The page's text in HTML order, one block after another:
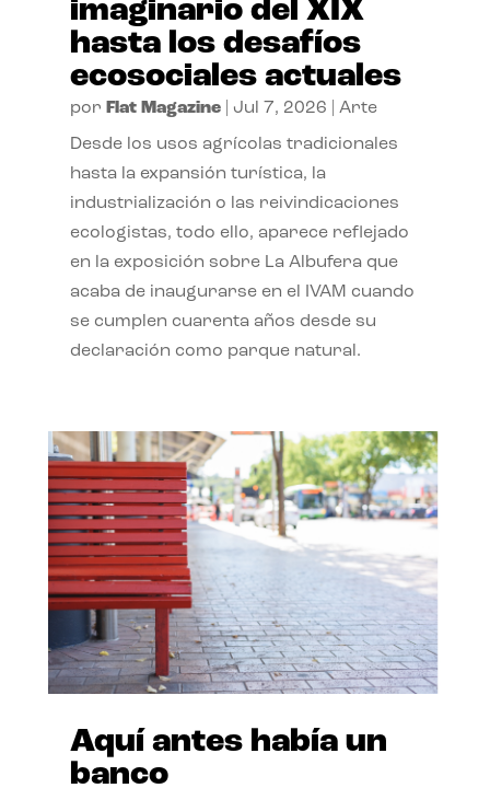
imaginario del XIX
hasta los desafíos
ecosociales actuales
por Flat Magazine| Jul 7, 2026 Arte
Desde los usos agrícolas tradicionales
hasta la expansión turística, la
industrialización o las reivindicaciones
ecologistas, todo ello, aparece reflejado
en la exposición sobre La Albufera que
acaba de inaugurarse en el IVAM cuando
se cumplen cuarenta años desde su
declaración como parque natural.
Aquí antes había un
banco